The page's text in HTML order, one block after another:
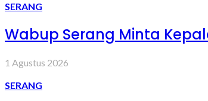
SERANG
Wabup Serang Minta
1 Agustus 2026
SERANG